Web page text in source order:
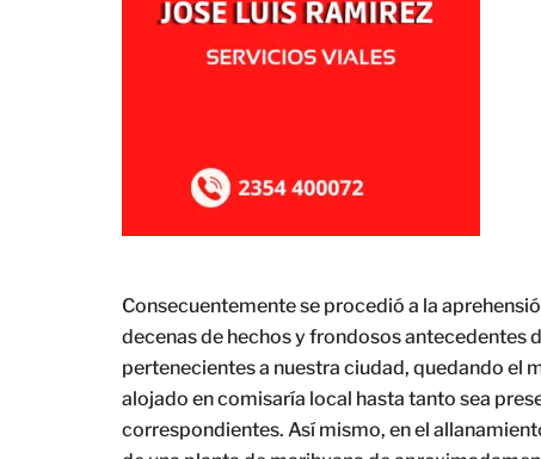
Consecuentemente se procedió a la
decenas de hechos y frondosos
pertenecientes a nuestra ciudad, quedando el
alojado en comisaría local hasta tanto sea
correspondientes. Así mismo, en el